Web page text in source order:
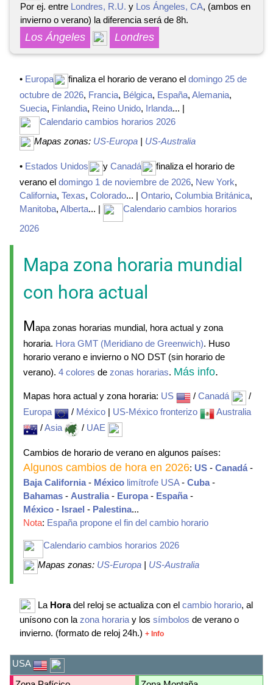
Por ej. entre Londres, R.U. y Los Ángeles, CA, (ambos en
invierno o verano) la diferencia será de 8h.
Los Ángeles Londres
• Europa finaliza el horario de verano el domingo 25 de
octubre de 2026, Francia, Bélgica, España, Alemania,
Suecia, Finlandia, Reino Unido, Irlanda... |
Calendario cambios horarios 2026
Mapas zonas: US-Europa | US-Australia
• Estados Unidos y Canadá
finaliza el horario de
verano el domingo 1 de noviembre de 2026, New York,
California, Texas, Colorado... | Ontario, Columbia Británica,
Manitoba, Alberta... |
Calendario cambios horarios
2026
Mapa zona horaria mundial
con hora actual
Mapa zonas horarias mundial, hora actual y zona
horaria. Hora GMT (Meridiano de Greenwich). Huso
horario verano e invierno o NO DST (sin horario de
verano). 4 colores de zonas horarias. Más info.
Mapas hora actual y zona horaria: US / Canadá
/
Europa
/ México | US-México fronterizo
Australia
/Asia / UAE
Cambios de horario de verano en algunos países:
Algunos cambios de hora en 2026: US - Canadá-
Baja California- México limítrofe USA- Cuba-
Bahamas - Australia- Europa- España-
México - Israel - Palestina...
Nota: España propone el fin del cambio horario
Calendario cambios horarios 2026
Mapas zonas: US-Europa | US-Australia
La Horadel reloj se actualiza con el cambio horario, al
unísono con la zona horaria y los símbolos de verano o
invierno. (formato de reloj 24h.) + Info
USA